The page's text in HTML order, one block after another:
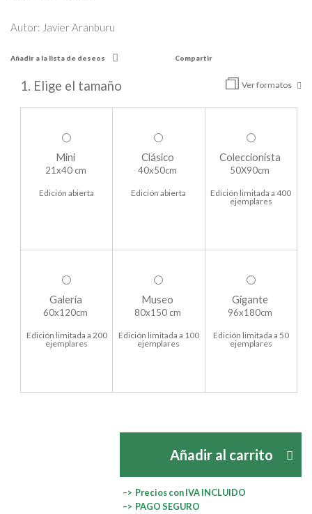
Autor: Javier Aranburu
Añadir a la lista de deseos Compartir
Ver formatos
1. Elige el tamaño
Mini
21x40 cm
Edición abierta
Clásico
40x50cm
Edición abierta
Coleccionista
50X90cm
Edición limitada a 400
ejemplares
Galería
60x120cm
Edición limitada a 200
ejemplares
Museo
80x150 cm
Edición limitada a 100
ejemplares
Gigante
96x180cm
Edición limitada a 50
ejemplares
Añadir al carrito
–> Precios con IVA INCLUIDO
–> PAGO SEGURO